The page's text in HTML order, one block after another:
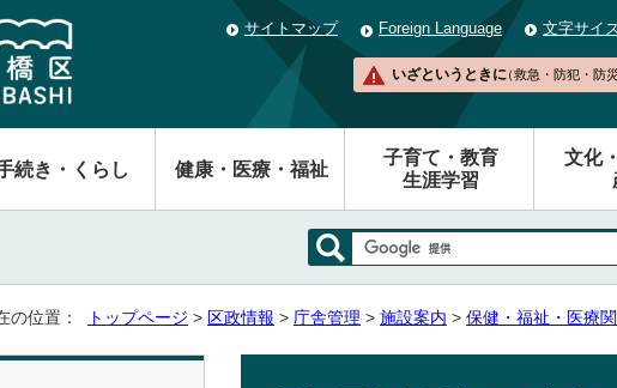
サイトマップ Foreign Language 文字サイ
いざというときに（救急・防犯・防災
続き・くらし 健康・医療・福祉
子育て・教育
生涯学習
文化
の位置： トップページ > 区政情報 > 庁舎管理 > 施設案内 > 保健・福祉・医療